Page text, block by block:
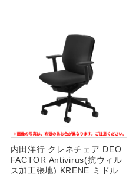
内田洋行 クレネチェア DEO
FACTOR Antivirus(抗ウィル
ス加工張地) KRENE ミドル